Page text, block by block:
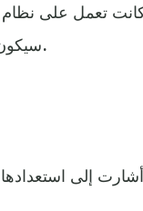
تعمل على
سيكون بمقدورها أن تعمل بديلا لنظام أندرويد.